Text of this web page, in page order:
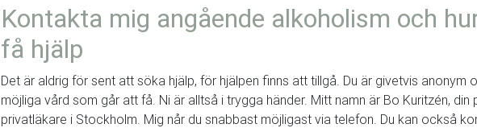
Kontakta mig angående alkoholism och
få hjälp
Det är aldrig för sent att söka hjälp, för hjälpen finns att tillgå. Du är givetvis anonym
möjliga vård som går att få. Ni är alltså i trygga händer. Mitt namn är Bo Kuritzén, din
privatläkare i Stockholm. Mig når du snabbast möjligast via telefon. Du kan också